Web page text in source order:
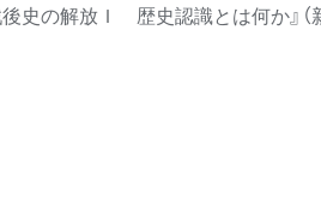
史の解放Ｉ 歴史認識とは何か』（